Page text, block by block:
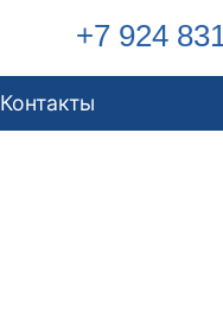
+7 924
Контакты